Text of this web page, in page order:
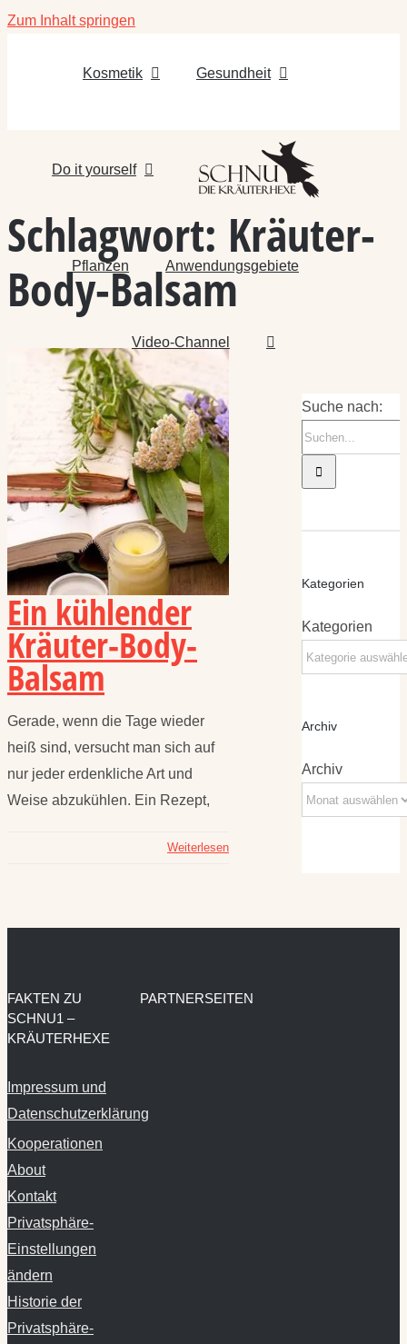
Zum Inhalt springen
Kosmetik Gesundheit
Do it yourself
Pflanzen Anwendungsgebiete
Video-Channel
Schlagwort: Kräuter-
Body-Balsam
Ein kühlender
Kräuter-Body-
Balsam
Gerade, wenn die Tage wieder
heiß sind, versucht man sich auf
nur jeder erdenkliche Art und
Weise abzukühlen. Ein Rezept,
Weiterlesen
Suche nach:
Kategorien
Kategorien
Archiv
Archiv
FAKTEN ZU
SCHNU1 –
KRÄUTERHEXE
Impressum und
Datenschutzerklärung
Kooperationen
About
Kontakt
Privatsphäre-
Einstellungen
ändern
Historie der
Privatsphäre-
PARTNERSEITEN